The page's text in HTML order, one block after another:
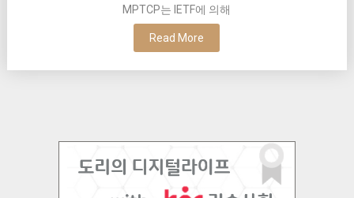
MPTCP는 IETF에 의해
Read More